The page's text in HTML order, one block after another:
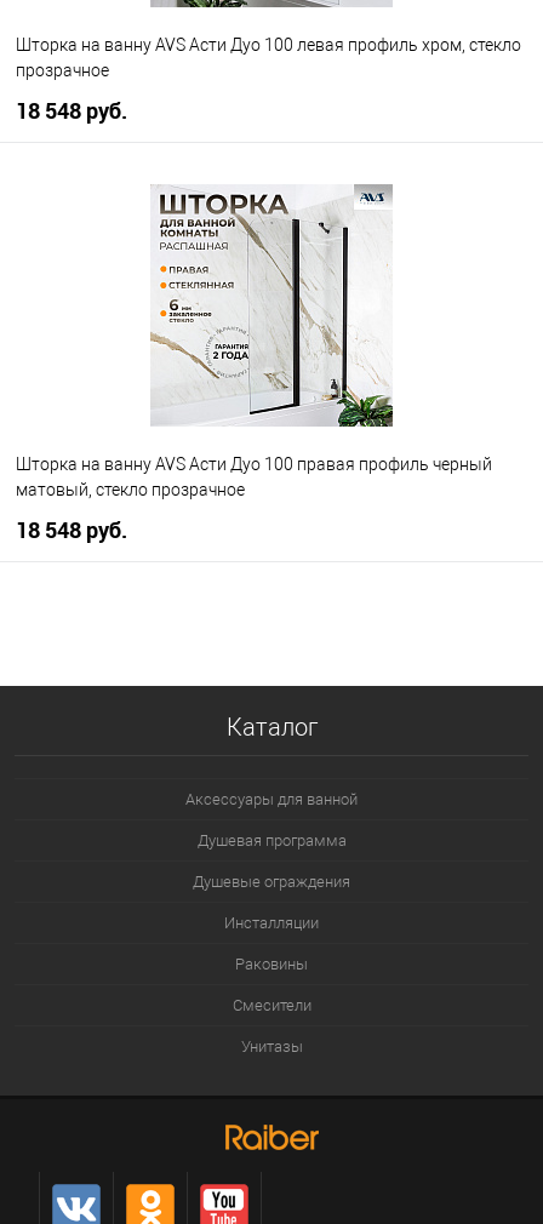
Шторка на ванну AVS Асти Дуо 100 левая профиль хром, стекло
прозрачное
18 548 руб.
В наличии
Шторка на ванну AVS Асти Дуо 100 правая профиль черный
матовый, стекло прозрачное
18 548 руб.
Каталог
Аксессуары для ванной
Душевая программа
Душевые ограждения
Инсталляции
Раковины
Смесители
Унитазы